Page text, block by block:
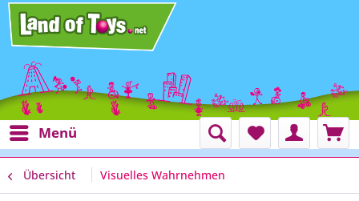
Menü
Übersicht Visuelles Wahrnehmen